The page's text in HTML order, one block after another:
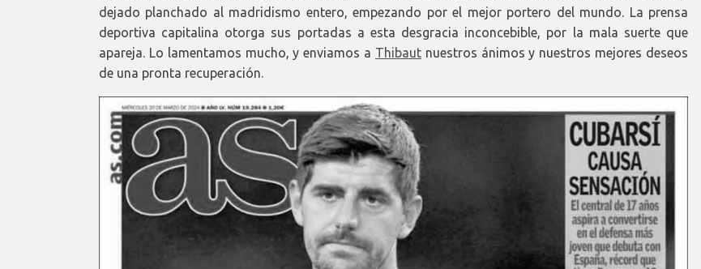
dejado planchado al madridismo entero, empezando por el mejor portero del mundo. La prensa
deportiva capitalina otorga sus portadas a esta desgracia inconcebible, por la mala suerte que
apareja. Lo lamentamos mucho, y enviamos a Thibautnuestros ánimos y nuestros mejores deseos
de una pronta recuperación.